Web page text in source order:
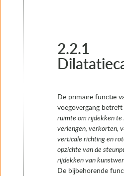
2.2 Functionele eisen
2.2.1 Dilatatiecapaciteit
2.2.2 Mechanische
2.2.3 Mechanische
2.2.5 Minimaliseren
2.2.6 Water keren en
2.3 RAMS aspecteisen
2.4 Verificatie en
2.5 Eisen m.b.t.
3. Vervormingen van
4. Typen voegovergangen
5. Het keuzeproces van
2.2.1
De primaire functie
voegovergang betreft
ruimte om rijdekken te
verlengen, verkorten,
verticale richting en
opzichte van de
rijdekken van
De bijbehorende